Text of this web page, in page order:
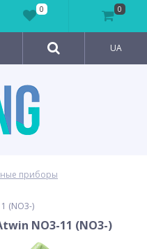
UA
приборы
(NO3-)
NO3-11 (NO3-)
0 0